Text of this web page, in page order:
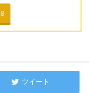
8
ツイート